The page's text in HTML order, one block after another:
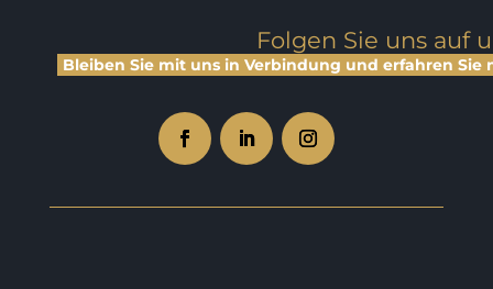
Folgen Sie uns auf
Bleiben Sie mit uns in Verbindung und erfahren